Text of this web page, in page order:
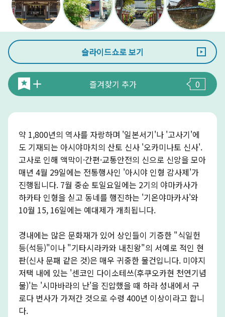
슬라이드쇼로 보기
즐겨찾기 추가 0
약 1,800년의 역사를 자랑하며 '일본서기'나 '고사기'에
도 기재되는 아시야마치의 산토 신사 '오카미나토 신사'.
고사로 인해 액막이·간편·교통안전의 신으로 신앙을 모아
매년 4월 29일에는 전통행사인 '아시야 인형 감사제'가
진행됩니다. 7월 중순 토일요일에는 2기의 야마카사가
하카타 인형을 싣고 동네를 행진하는 '기온야마카사'와
10월 15, 16일에는 예대제가 개최됩니다.
경내에는 많은 문화재가 있어 상인들이 기증한 "식일헌
등(석등)"이나 "기타시라카와 내친왕"의 서예로 적인 현
판(신사 문패 같은 것)은 매우 귀중한 물건입니다. 미야지
저택 내에 있는 '센코인 다이소테쓰(후쿠오카현 천연기념
물)'는 '시마바라의 난'을 진압했을 때 하라 성내에서 구
로다 번사가 가져간 것으로 수령 400년 이상이라고 합니
다.